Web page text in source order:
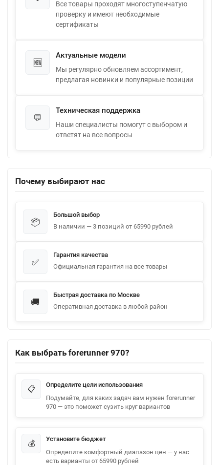
Все товары проходят многоступенчатую
проверку и имеют необходимые
сертификаты
🆕
Актуальные модели
Мы регулярно обновляем ассортимент,
предлагая новинки и популярные позиции
💬
Техническая поддержка
Наши специалисты помогут с выбором и
ответят на все вопросы
Почему выбирают нас
📦
Большой выбор
В наличии — 3 позиций от 65990 рублей
✅
Гарантия качества
Официальная гарантия на все товары
🚚
Быстрая доставка по Москве
Оперативная доставка в любой район
Как выбрать forerunner 970?
📋
Определите цели использования
Подумайте, для каких задач вам нужен forerunner
970 — это поможет сузить круг вариантов
💰
Установите бюджет
Определите комфортный диапазон цен — у нас
есть варианты от 65990 рублей